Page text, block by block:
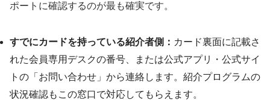
ポートに確認するのが最も確実です。
すでにカードを持っている紹介者側： カード裏面に記載さ
れた会員専用デスクの番号、または公式アプリ・公式サイ
トの「お問い合わせ」から連絡します。紹介プログラムの
状況確認もこの窓口で対応してもらえます。